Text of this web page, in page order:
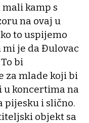
kamp s
na ovaj u
to uspijemo
je da Đulovac
bi
za mlade koji bi
u koncertima na
pijesku i slično.
objekt sa